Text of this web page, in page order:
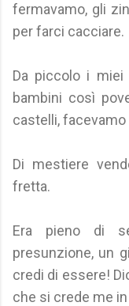
fermavamo, gli
per farci cacciare.
Da piccolo i miei
bambini così
castelli, facevamo
Di mestiere
fretta.
Era pieno di
presunzione, un
credi di essere!
che si crede me in